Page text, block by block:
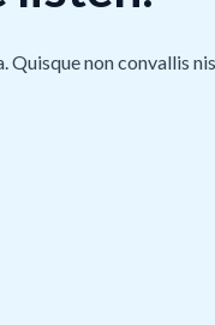
Quisque non convallis